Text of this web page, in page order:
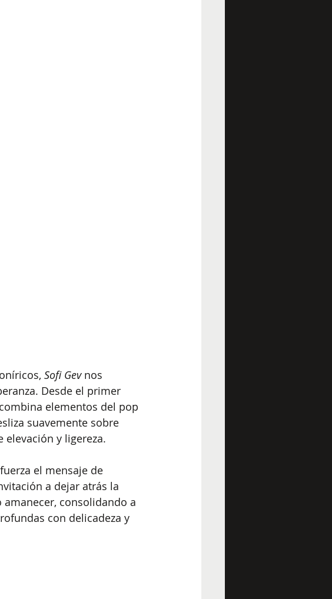
Sofi Gev nos
Desde el primer
elementos del pop
suavemente sobre
y ligereza.
el mensaje de
a dejar atrás la
consolidando a
con delicadeza y